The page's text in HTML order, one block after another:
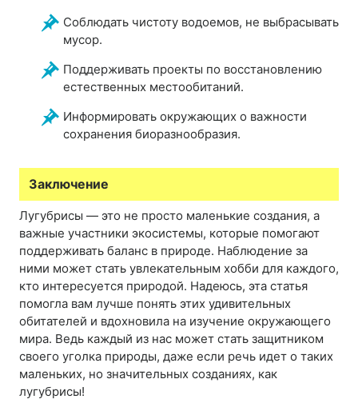
Соблюдать чистоту водоемов, не выбрасывать
мусор.
Поддерживать проекты по восстановлению
естественных местообитаний.
Информировать окружающих о важности
сохранения биоразнообразия.
Заключение
Лугубрисы — это не просто маленькие создания, а
важные участники экосистемы, которые помогают
поддерживать баланс в природе. Наблюдение за
ними может стать увлекательным хобби для каждого,
кто интересуется природой. Надеюсь, эта статья
помогла вам лучше понять этих удивительных
обитателей и вдохновила на изучение окружающего
мира. Ведь каждый из нас может стать защитником
своего уголка природы, даже если речь идет о таких
маленьких, но значительных созданиях, как
лугубрисы!